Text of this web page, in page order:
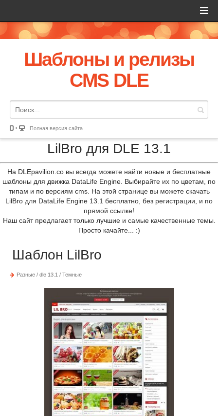
Шаблоны и релизы
CMS DLE
Полная версия сайта
LilBro для DLE 13.1
На DLEpavilion.co вы всегда можете найти новые и бесплатные
шаблоны для движка DataLife Engine. Выбирайте их по цветам, по
типам и по версиям cms. На этой странице вы можете скачать
LilBro для DataLife Engine 13.1 бесплатно, без регистрации, и по
прямой ссылке!
Наш сайт предлагает только лучшие и самые качественные темы.
Просто качайте... :)
Шаблон LilBro
Разные / dle 13.1 / Темные